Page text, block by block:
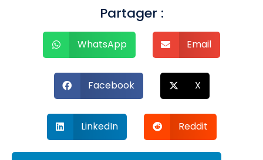
Partager :
WhatsApp Email
Facebook X
LinkedIn Reddit